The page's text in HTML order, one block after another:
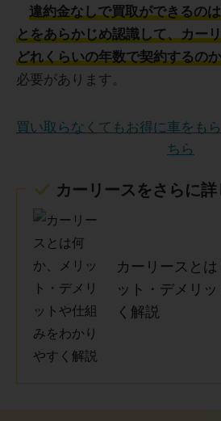
違約金なしで買取ができるの
とをあらかじめ認識して、カー
どれくらいの年数で契約するの
必要があります。
買い取らなくてもお得に車をも
ちら
カーリースをさらに
カーリースと
ット・デメリ
く解説